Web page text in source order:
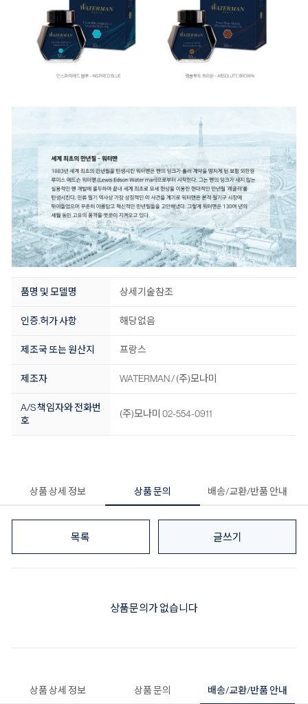
품명 및 모델명 상세기술참조
인증.허가 사항 해당없음
제조국 또는 원산지 프랑스
제조자 WATERMAN / (주)모나미
A/S 책임자와 전화번
호
(주)모나미 02-554-0911
상품 상세 정보 상품 문의 배송/교환/반품 안내
목록 글쓰기
상품문의가 없습니다
상품 상세 정보 상품 문의 배송/교환/반품 안내